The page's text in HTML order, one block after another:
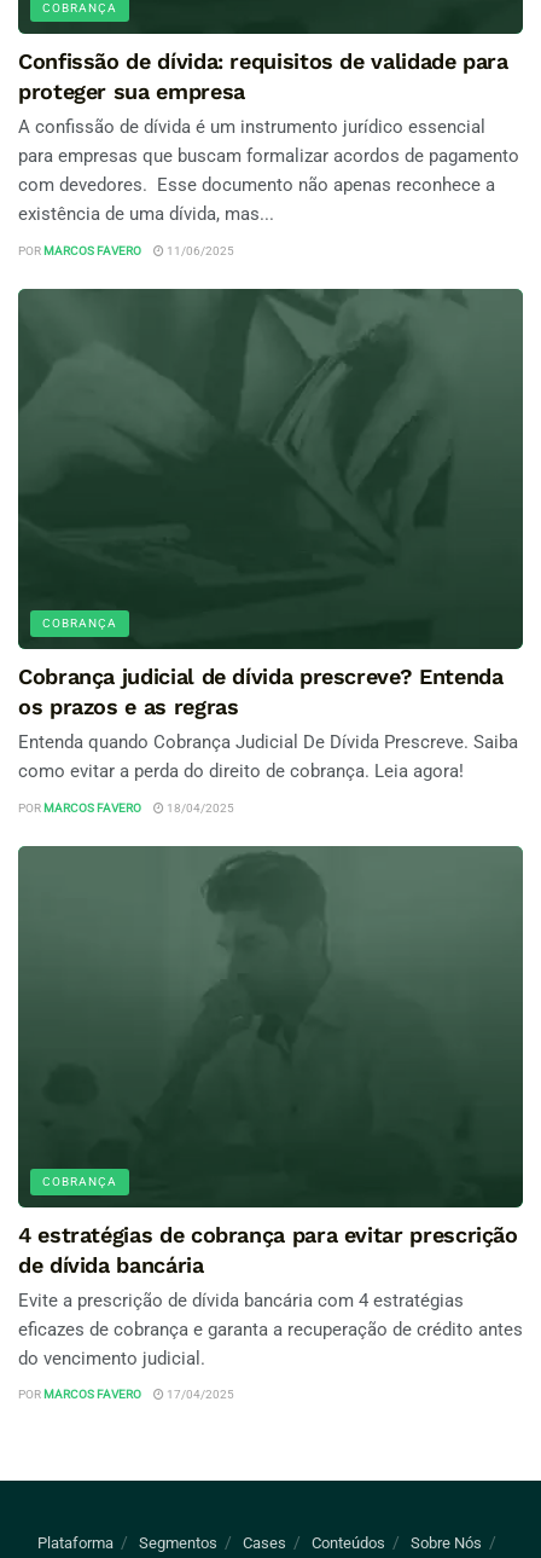
COBRANÇA
Confissão de dívida: requisitos de validade para
proteger sua empresa
A confissão de dívida é um instrumento jurídico essencial
para empresas que buscam formalizar acordos de pagamento
com devedores. Esse documento não apenas reconhece a
existência de uma dívida, mas...
POR MARCOS FAVERO 11/06/2025
COBRANÇA
Cobrança judicial de dívida prescreve? Entenda
os prazos e as regras
Entenda quando Cobrança Judicial De Dívida Prescreve. Saiba
como evitar a perda do direito de cobrança. Leia agora!
POR MARCOS FAVERO 18/04/2025
COBRANÇA
4 estratégias de cobrança para evitar prescrição
de dívida bancária
Evite a prescrição de dívida bancária com 4 estratégias
eficazes de cobrança e garanta a recuperação de crédito antes
do vencimento judicial.
POR MARCOS FAVERO 17/04/2025
Plataforma Segmentos Cases Conteúdos Sobre Nós